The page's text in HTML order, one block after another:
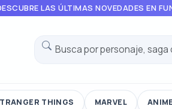
LAS ÚLTIMAS NOVEDADES EN
THINGS MARVEL ANIME